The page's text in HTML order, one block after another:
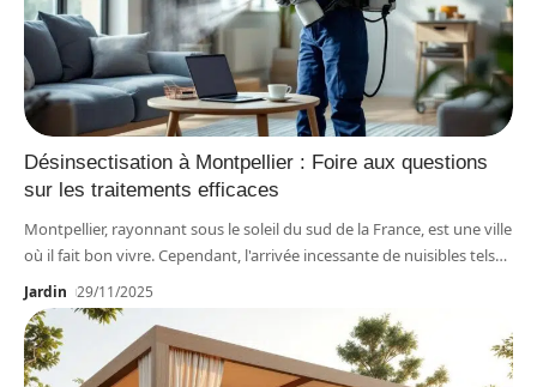
Désinsectisation à Montpellier : Foire aux questions
sur les traitements efficaces
Montpellier, rayonnant sous le soleil du sud de la France, est une ville
où il fait bon vivre. Cependant, l'arrivée incessante de nuisibles tels…
Jardin 29/11/2025